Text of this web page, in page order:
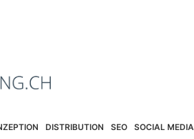
DISTRIBUTION SEO SOCIAL MEDIA